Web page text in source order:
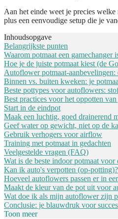
Aan het einde weet je precies
plus een eenvoudige setup die je
Inhoudsopgave
Belangrijkste punten
Waarom potmaat een gamechanger
Hoe je de juiste potmaat kiest (de
Autoflower potmaat-aanbevelingen:
Binnen vs. buiten kweken: je
Beste pottypes voor autoflowers:
Best practices voor het oppotten
Start in de eindpot
Maak een luchtig, goed drainerend
Geef water op gewicht, niet op de
Gebruik verhogers voor airflow
Training met potmaat in gedachten
Veelgestelde vragen (FAQ)
Wat is de beste indoor potmaat voor
Kan ik auto's verpotten (op-potting)?
Hoeveel autoflowers passen er in
Maakt de kleur van de pot uit voor
Wat doe ik als mijn autoflower zijn
Conclusie: je blauwdruk voor succes
Toon meer